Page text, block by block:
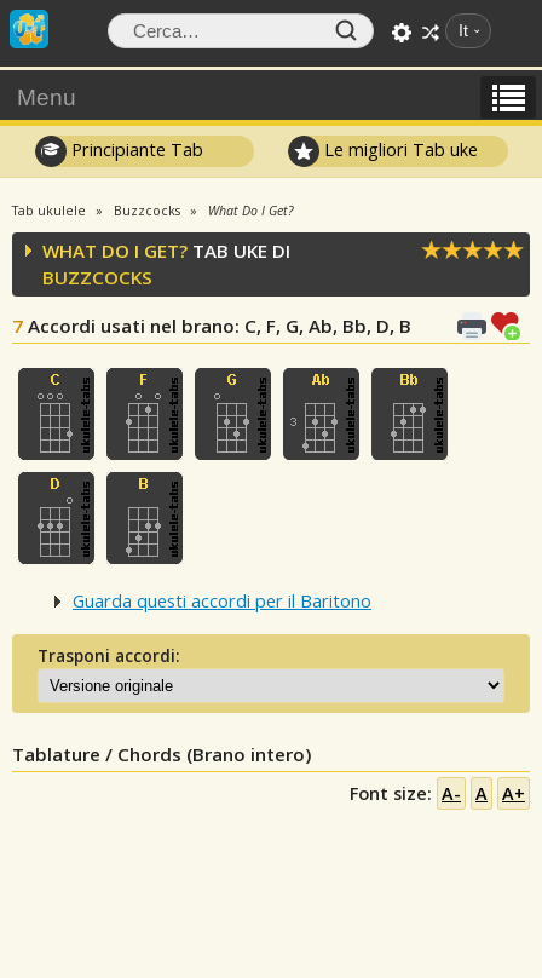
It
Menu
Principiante Tab Le migliori Tab uke
Tab ukulele Buzzcocks What Do I Get?
WHAT DO I GET? TAB UKE DI
BUZZCOCKS
7 Accordi usati nel brano: C, F, G, Ab, Bb, D, B
Guarda questi accordi per il Baritono
Trasponi accordi:
Tablature / Chords (Brano intero)
Font size: A- A A+